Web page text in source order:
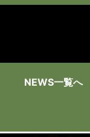
NEWS一覧へ